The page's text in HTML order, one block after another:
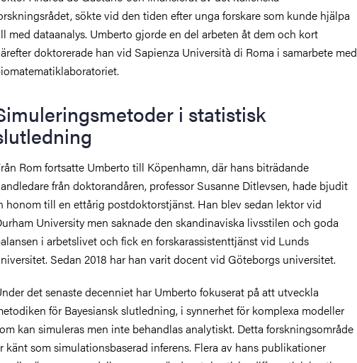
sökte vid den tiden efter unga forskare som kunde hjälpa
med dataanalys. Umberto gjorde en del arbeten åt dem och kort
doktorerade han vid Sapienza Università di Roma i samarbete med
i statistisk
Rom fortsatte Umberto till Köpenhamn, där hans biträdande
från doktorandåren, professor Susanne Ditlevsen, hade bjudit
honom till en ettårig postdoktorstjänst. Han blev sedan lektor vid
University men saknade den skandinaviska livsstilen och goda
i arbetslivet och fick en forskarassistenttjänst vid Lunds
Sedan 2018 har han varit docent vid Göteborgs universitet.
det senaste decenniet har Umberto fokuserat på att utveckla
för Bayesiansk slutledning, i synnerhet för komplexa modeller
kan simuleras men inte behandlas analytiskt. Detta forskningsområde
känt som simulationsbaserad inferens. Flera av hans publikationer